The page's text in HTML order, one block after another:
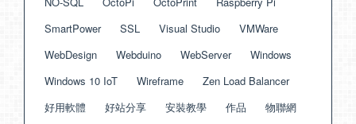
SmartPower
SSL Visual Studio
VMWare
WebDesign
Webduino WebServer
Windows
Windows 10 IoT
Wireframe
Zen Load Balancer
好用軟體
好站分享 安裝教學 作品
物聯網